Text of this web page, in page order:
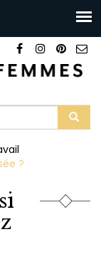
?